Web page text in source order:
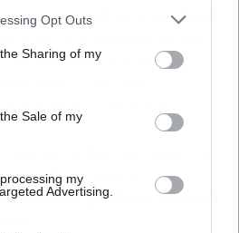
Opt Outs
Sharing of my
Sale of my
my
Advertising.
que llevó Edurne en 'Todo
para muchos el
llegó a ser qué
audiencia, pero fue
de antena el
creemos que Lara Álvarez